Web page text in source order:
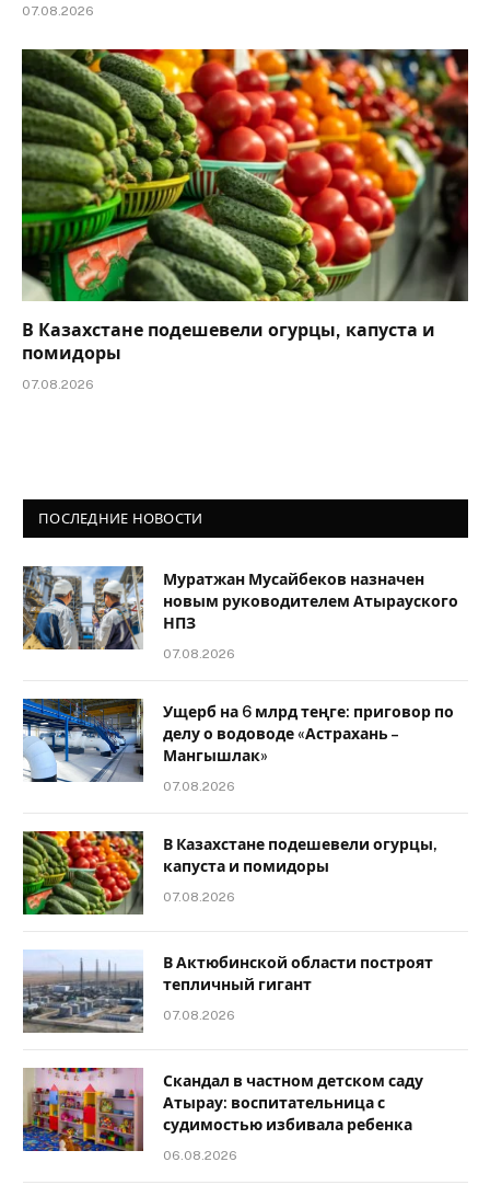
07.08.2026
В Казахстане подешевели огурцы, капуста и
помидоры
07.08.2026
ПОСЛЕДНИЕ НОВОСТИ
Муратжан Мусайбеков назначен
новым руководителем Атырауского
НПЗ
07.08.2026
Ущерб на 6 млрд теңге: приговор по
делу о водоводе «Астрахань –
Мангышлак»
07.08.2026
В Казахстане подешевели огурцы,
капуста и помидоры
07.08.2026
В Актюбинской области построят
тепличный гигант
07.08.2026
Скандал в частном детском саду
Атырау: воспитательница с
судимостью избивала ребенка
06.08.2026